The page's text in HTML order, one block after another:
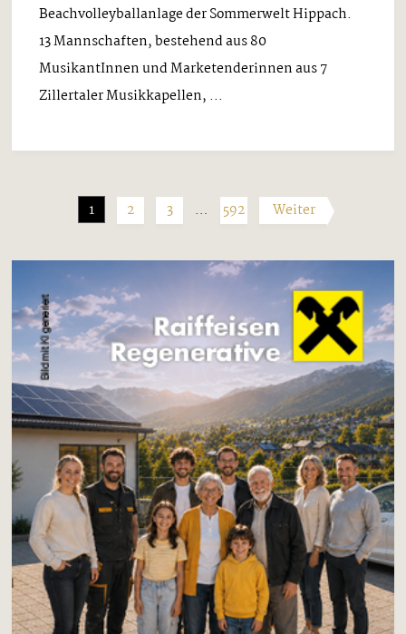
Beachvolleyballanlage der Sommerwelt Hippach.
13 Mannschaften, bestehend aus 80
MusikantInnen und Marketenderinnen aus 7
Zillertaler Musikkapellen, ...
1 2 3 … 592 Weiter